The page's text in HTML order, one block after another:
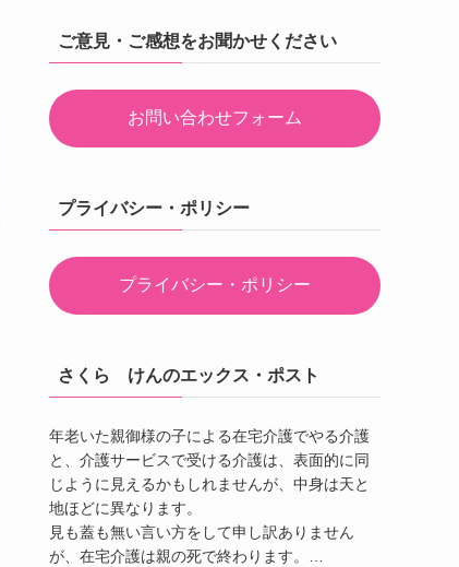
ご意見・ご感想をお聞かせください
お問い合わせフォーム
プライバシー・ポリシー
プライバシー・ポリシー
さくら けんのエックス・ポスト
年老いた親御様の子による在宅介護でやる介護
と、介護サービスで受ける介護は、表面的に同
じように見えるかもしれませんが、中身は天と
地ほどに異なります。
見も蓋も無い言い方をして申し訳ありません
が、在宅介護は親の死で終わります。…